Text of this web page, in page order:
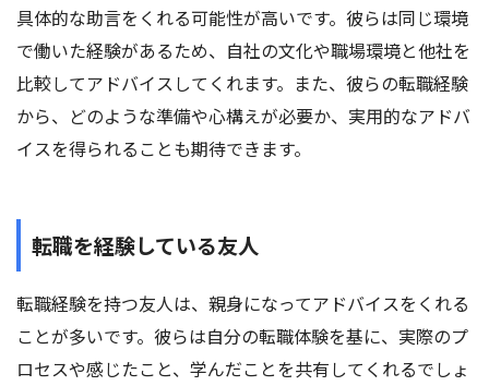
具体的な助言をくれる可能性が高いです。彼らは同じ環境
で働いた経験があるため、自社の文化や職場環境と他社を
比較してアドバイスしてくれます。また、彼らの転職経験
から、どのような準備や心構えが必要か、実用的なアドバ
イスを得られることも期待できます。
転職を経験している友人
転職経験を持つ友人は、親身になってアドバイスをくれる
ことが多いです。彼らは自分の転職体験を基に、実際のプ
ロセスや感じたこと、学んだことを共有してくれるでしょ